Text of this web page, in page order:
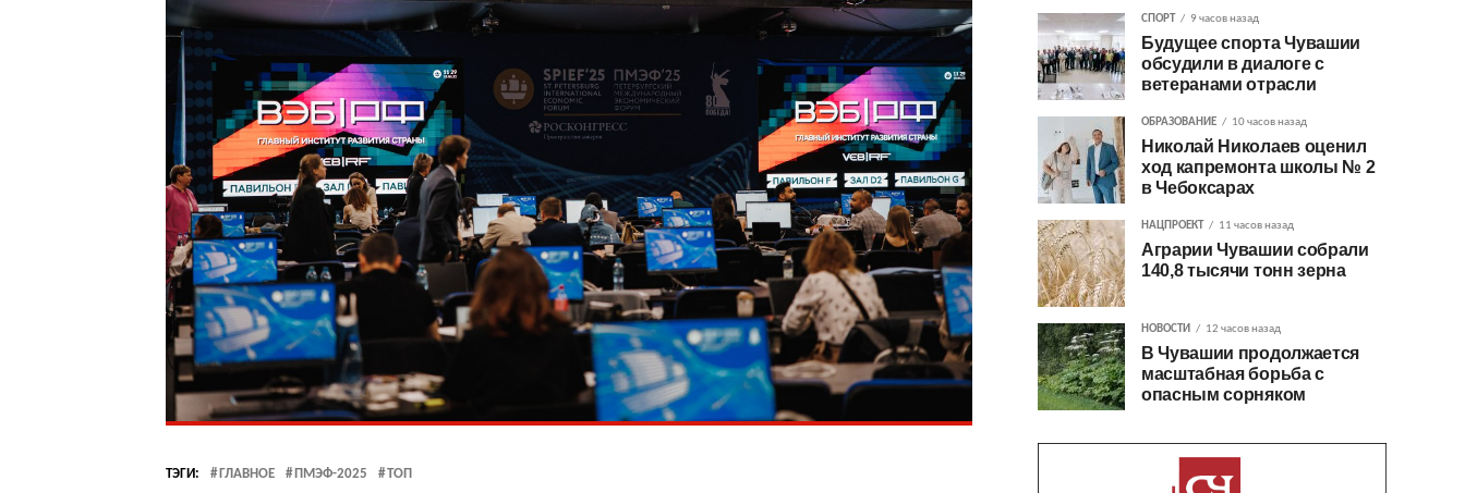
ТЭГИ: ГЛАВНОЕ ПМЭФ-2025 ТОП
СПОРТ 9 часов назад
Будущее спорта Чувашии
обсудили в диалоге с
ветеранами отрасли
ОБРАЗОВАНИЕ 10 часов назад
Николай Николаев оценил
ход капремонта школы № 2
в Чебоксарах
НАЦПРОЕКТ 11 часов назад
Аграрии Чувашии собрали
140,8 тысячи тонн зерна
НОВОСТИ 12 часов назад
В Чувашии продолжается
масштабная борьба с
опасным сорняком